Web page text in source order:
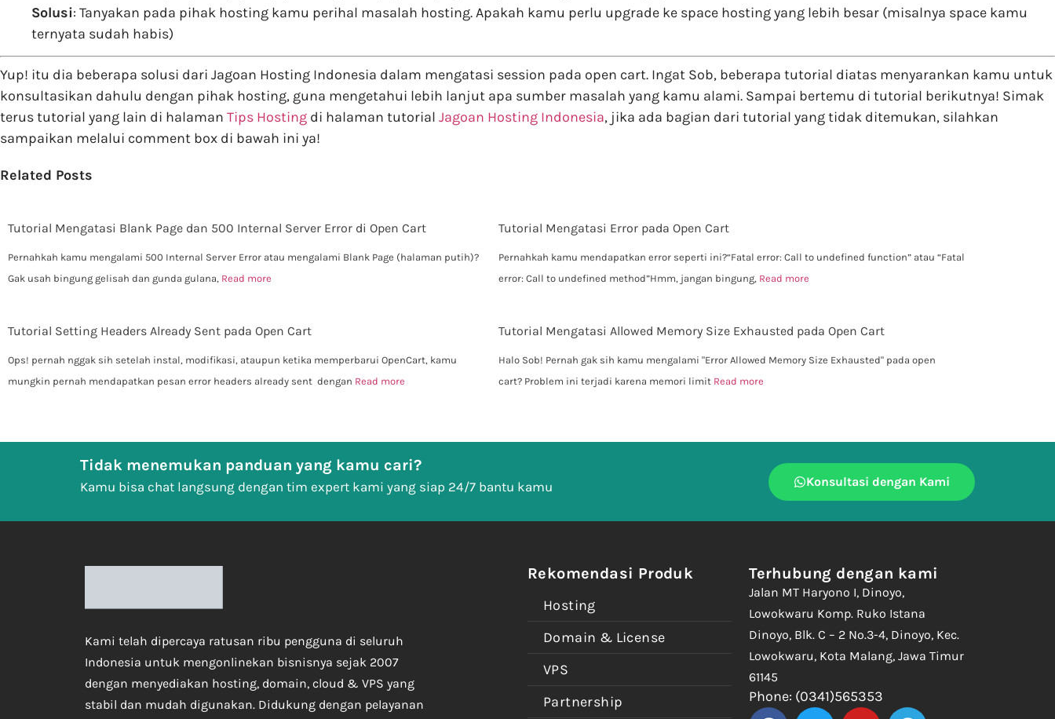
Solusi: Tanyakan pada pihak hosting kamu perihal masalah hosting. Apakah kamu perlu upgrade ke space hosting yang lebih besar (misalnya space kamu
ternyata sudah habis)
Yup! itu dia beberapa solusi dari Jagoan Hosting Indonesia dalam mengatasi session pada open cart. Ingat Sob, beberapa tutorial diatas menyarankan kamu untuk
konsultasikan dahulu dengan pihak hosting, guna mengetahui lebih lanjut apa sumber masalah yang kamu alami. Sampai bertemu di tutorial berikutnya! Simak
terus tutorial yang lain di halaman Tips Hosting di halaman tutorial Jagoan Hosting Indonesia, jika ada bagian dari tutorial yang tidak ditemukan, silahkan
sampaikan melalui comment box di bawah ini ya!
Related Posts
Tutorial Mengatasi Blank Page dan 500 Internal Server Error di Open Cart
Pernahkah kamu mengalami 500 Internal Server Error atau mengalami Blank Page (halaman putih)?
Gak usah bingung gelisah dan gunda gulana, Read more
Tutorial Mengatasi Error pada Open Cart
Pernahkah kamu mendapatkan error seperti ini?“Fatal error: Call to undefined function” atau “Fatal
error: Call to undefined method”Hmm, jangan bingung, Read more
Tutorial Setting Headers Already Sent pada Open Cart
Ops! pernah nggak sih setelah instal, modifikasi, ataupun ketika memperbarui OpenCart, kamu
mungkin pernah mendapatkan pesan error headers already sent dengan Read more
Tutorial Mengatasi Allowed Memory Size Exhausted pada Open Cart
Halo Sob! Pernah gak sih kamu mengalami "Error Allowed Memory Size Exhausted" pada open
cart? Problem ini terjadi karena memori limit Read more
Tidak menemukan panduan yang kamu cari?
Kamu bisa chat langsung dengan tim expert kami yang siap 24/7 bantu kamu Konsultasi dengan Kami
Kami telah dipercaya ratusan ribu pengguna di seluruh
Indonesia untuk mengonlinekan bisnisnya sejak 2007
dengan menyediakan hosting, domain, cloud & VPS yang
stabil dan mudah digunakan. Didukung dengan pelayanan
Rekomendasi Produk
Hosting
Domain & License
VPS
Partnership
Terhubung dengan kami
Jalan MT Haryono I, Dinoyo,
Lowokwaru Komp. Ruko Istana
Dinoyo, Blk. C – 2 No.3-4, Dinoyo, Kec.
Lowokwaru, Kota Malang, Jawa Timur
61145
Phone: (0341)565353